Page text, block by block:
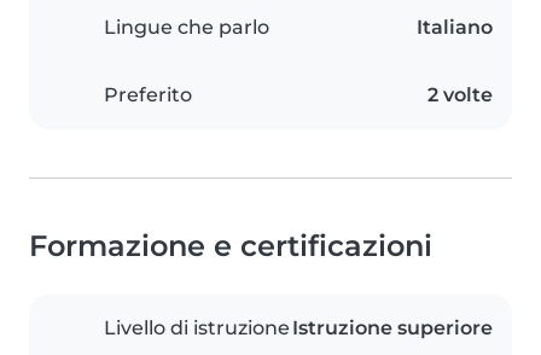
Lingue che parlo Italiano
Preferito 2 volte
Formazione e certificazioni
Livello di istruzione Istruzione superiore